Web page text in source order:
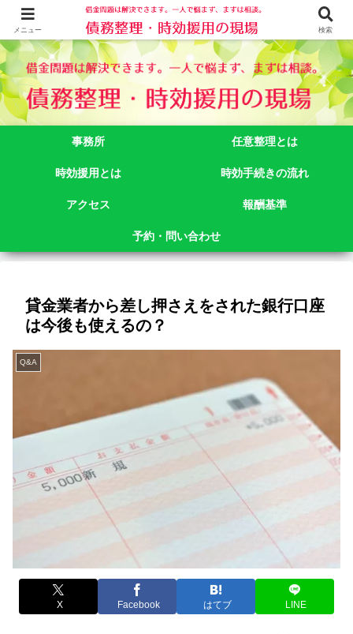
借金問題でお悩みなら司法書士法人御苑総合事務所にご相談下さい。 東京都
新宿区新宿二丁目５番１号アルテビル新宿４階 TEL:03-3356-3750
事務所 任意整理とは
時効援用とは 時効手続きの流れ
アクセス 報酬基準
予約・問い合わせ
貸金業者から差し押さえをされた銀行口座
は今後も使えるの？
Q&A
X Facebook はてブ LINE
メニュー 検索